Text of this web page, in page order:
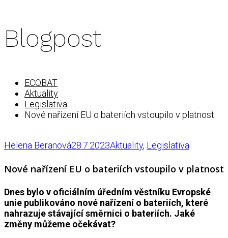
Blogpost
ECOBAT
Aktuality
Legislativa
Nové nařízení EU o bateriích vstoupilo v platnost
Helena Beranová28.7.2023Aktuality, Legislativa
Nové nařízení EU o bateriích vstoupilo v platnost
Dnes bylo v oficiálním úředním věstníku Evropské
unie publikováno nové nařízení o bateriích, které
nahrazuje stávající směrnici o bateriích. Jaké
změny můžeme očekávat?